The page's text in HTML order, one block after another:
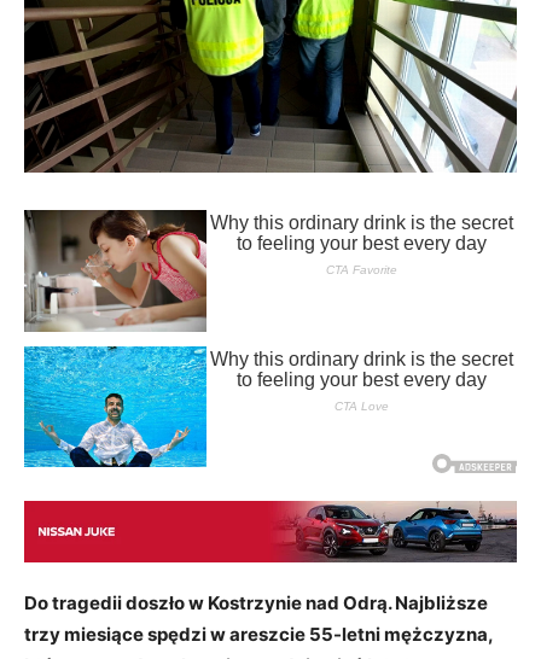
Do tragedii doszło w Kostrzynie nad Odrą. Najbliższe
trzy miesiące spędzi w areszcie 55-letni mężczyzna,